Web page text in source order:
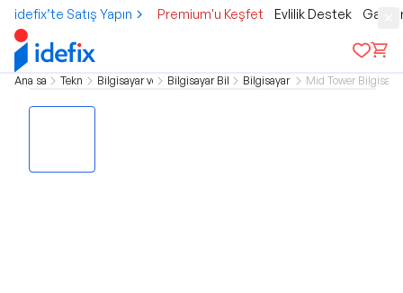
idefix’te Satış Yapın Premium'u Keşfet Evlilik Destek
Ana sayfaTeknolojiBilgisayar ve TabletBilgisayar BileşenleriBilgisayar KasasıMid Tower